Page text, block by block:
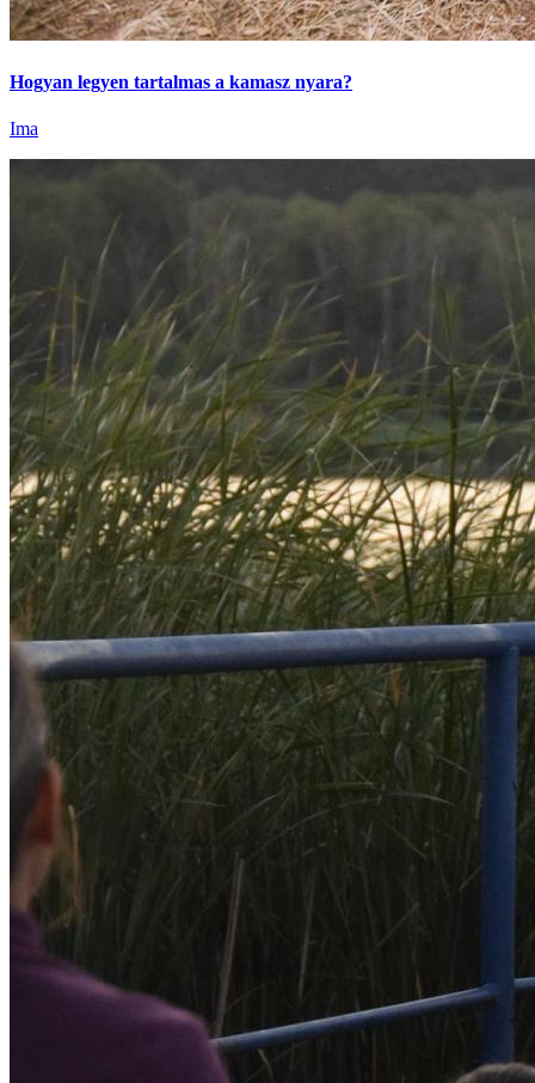
Hogyan legyen tartalmas a kamasz nyara?
Ima